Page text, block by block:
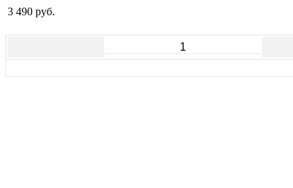
3 490 руб.